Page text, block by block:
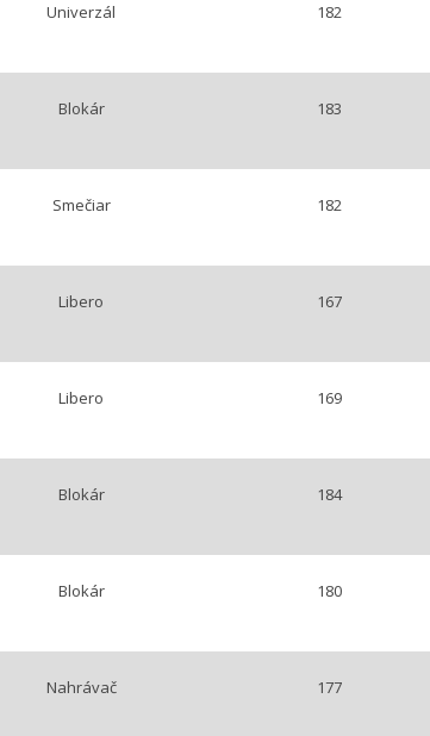
Univerzál 182
Blokár 183
Smečiar 182
Libero 167
Libero 169
Blokár 184
Blokár 180
Nahrávač 177